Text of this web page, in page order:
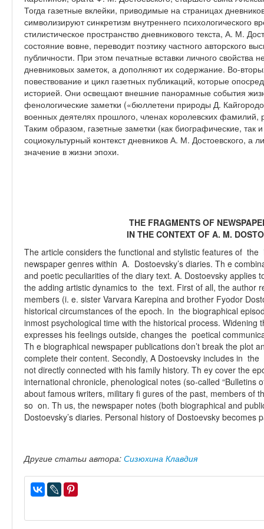
Тогда газетные вклейки, приводимые на страницах
символизируют синкретизм внутреннего
стилистическое пространство дневникового текста, А. М.
состояние вовне, переводит поэтику частного авторского
публичности. При этом печатные вставки личного
дневниковых заметок, а дополняют их содержание. Во-
повествование и цикл газетных публикаций, которые
историей. Они освещают внешние панорамные события
фенологические заметки («бюллетени природы Д.
военных деятелях прошлого, членах королевских фамилий,
Таким образом, газетные заметки (как биографические,
социокультурный контекст дневников А. М. Достоевского, а
значение в жизни эпохи.
THE FRAGMENTS OF
IN THE CONTEXT OF A. M.
The article considers the functional and stylistic features of
newspaper genres within A. Dostoevsky’s diaries. Th e
and poetic peculiarities of the diary text. A. Dostoevsky
the adding artistic dynamics to the text. First of all, the author
members (i. e. sister Varvara Karepina and brother Fyodor
historical circumstances of the epoch. In the biographical
inmost psychological time with the historical process.
expresses his feelings outside, changes the poetical
Th e biographical newspaper publications don’t break the plot
complete their content. Secondly, A Dostoevsky includes in
not directly connected with his family history. Th ey cover the
international chronicle, phenological notes (so-called “Bulletins
about famous writers, military fi gures of the past, members of
so on. Th us, the newspaper notes (both biographical and
Dostoevsky’s diaries. Personal history of Dostoevsky becomes
Другие статьи автора: Сизюхина Клавдия